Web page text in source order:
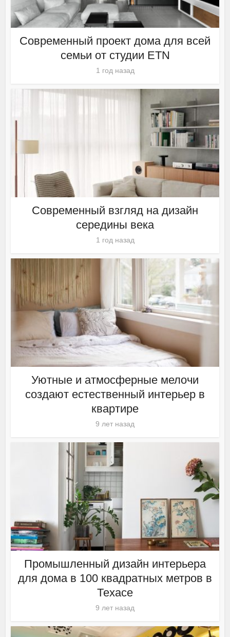
Современный проект дома для всей
семьи от студии ETN
1 год назад
Современный взгляд на дизайн
середины века
1 год назад
Уютные и атмосферные мелочи
создают естественный интерьер в
квартире
9 лет назад
Промышленный дизайн интерьера
для дома в 100 квадратных метров в
Техасе
9 лет назад